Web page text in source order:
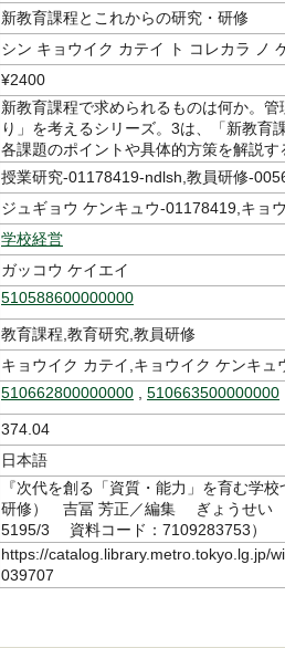
新教育課程とこれからの研究・研修
シン キョウイク カテイ ト コレカラ ノ
¥2400
新教育課程で求められるものは何か。
り」を考えるシリーズ。3は、「新教育
各課題のポイントや具体的方策を解説す
授業研究-01178419-ndlsh,教員研修-
ジュギョウ ケンキュウ-01178419,キョ
学校経営
ガッコウ ケイエイ
510588600000000
教育課程,教育研究,教員研修
キョウイク カテイ,キョウイク ケンキュ
510662800000000 510663500000000
374.04
日本語
『次代を創る「資質・能力」を育む学
研修） 吉冨 芳正／編集 ぎょうせい
5195/3 資料コード：7109283753）
https://catalog.library.metro.tokyo.lg.jp/
039707